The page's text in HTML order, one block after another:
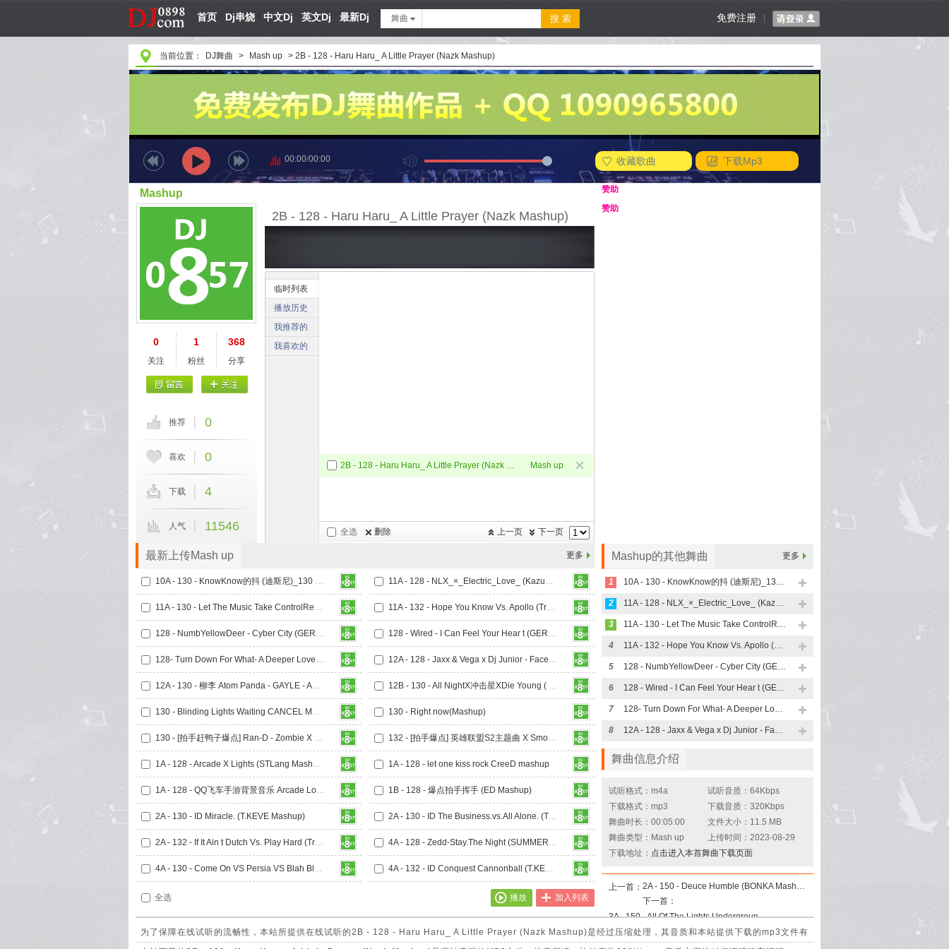
首页 Dj串烧 中文Dj 英文Dj 最新Dj 舞曲 免费注册
当前位置： DJ舞曲 > Mash up > 2B - 128 - Haru Haru_ A Little Prayer (Nazk Mashup)
下载Mp3
收藏歌曲
00:00/00:00
2B - 128 - Haru Haru_ A Little Prayer (Nazk Mashup)
临时列表
播放历史
我推荐的
我喜欢的
2B - 128 - Haru Haru_ A Little Prayer (Nazk Mashup) Mash up
全选 删除 下一页
上一页
Mashup
0
关注
1
粉丝
368
分享
推荐 0
喜欢 0
下载 4
人气 11546
赞助
赞助
最新上传Mash up 更多
10A - 130 - KnowKnow的抖 (迪斯尼)_130 (Lsputon Vip Mashup) 11A - 128 - NLX_×_Electric_Love_ (KazumasaMori_Mashup)
11A - 130 - Let The Music Take ControlRevolution (小左MASHUP) 11A - 132 - Hope You Know Vs. Apollo (Trevor Mashup)
128 - NumbYellowDeer - Cyber City (GERRY Mashup) 128 - Wired - I Can Feel Your Hear t (GERRY Mashup)
128- Turn Down For What- A Deeper Love Heaven (GERRY Mashup) 12A - 128 - Jaxx & Vega x Dj Junior - Face Down (Mash Up)
12A - 130 - 柳李 Atom Panda - GAYLE - ABCDEFU Revival [ANDREW Mashup] 12B - 130 - All NightX冲击星XDie Young ( TOFU Mashup)
130 - Blinding Lights Waiting CANCEL MASH UP 130 - Right now(Mashup)
130 - [拍手赶鸭子爆点] Ran-D - Zombie X The Hum (Big Room NO.788 Mashup) 132 - [拍手爆点] 英雄联盟S2主题曲 X Smooth Criminal X Switch (Big Room NO.788 Mashup)
1A - 128 - Arcade X Lights (STLang Mashup) 1A - 128 - let one kiss rock CreeD mashup
1A - 128 - QQ飞车手游背景音乐 Arcade Loves Me Not (STLANG MASHUP) 1B - 128 - 爆点拍手挥手 (ED Mashup)
2A - 130 - ID Miracle. (T.KEVE Mashup) 2A - 130 - ID The Business.vs.All Alone. (T.KEVE BIG Mashup)
2A - 132 - If It Ain t Dutch Vs. Play Hard (Trevor Mashup) 4A - 128 - Zedd-Stay.The Night (SUMMER.YANG MASHUP)
4A - 130 - Come On VS Persia VS Blah Blah BlahT9 mashup 4A - 132 - ID Conquest Cannonball (T.KEVE Mashup)
全选 加入列表
播放
Mashup的其他舞曲 更多
1 10A - 130 - KnowKnow的抖 (迪斯尼)_130 (Lsputon Vip Mashup)
2 11A - 128 - NLX_×_Electric_Love_ (KazumasaMori_Mashup)
3 11A - 130 - Let The Music Take ControlRevolution (小左MASHUP)
4 11A - 132 - Hope You Know Vs. Apollo (Trevor Mashup)
5 128 - NumbYellowDeer - Cyber City (GERRY Mashup)
6 128 - Wired - I Can Feel Your Hear t (GERRY Mashup)
7 128- Turn Down For What- A Deeper Love Heaven (GERRY Mashup)
8 12A - 128 - Jaxx & Vega x Dj Junior - Face Down (Mash Up)
舞曲信息介绍
试听格式：m4a
试听音质：64Kbps
下载格式：mp3
下载音质：320Kbps
舞曲时长：00:05:00
文件大小：11.5 MB
舞曲类型：Mash up
上传时间：2023-08-29
下载地址： 点击进入本首舞曲下载页面
上一首：
2A - 150 - Deuce Humble (BONKA Mashup)_Hard
下一首：
3A - 150 - All Of The Lights Underground (BONKA Mashup)
为了保障在线试听的流畅性，本站所提供在线试听的2B - 128 - Haru Haru_ A Little Prayer (Nazk Mashup)是经过压缩处理，其音质和本站提供下载的mp3文件有